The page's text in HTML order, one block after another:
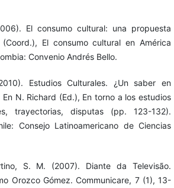
El consumo cultural: una propuesta
El consumo cultural en América
Convenio Andrés Bello.
Estudios Culturales. ¿Un saber en
N. Richard (Ed.), En torno a los estudios
trayectorias, disputas (pp. 123-132).
Consejo Latinoamericano de Ciencias
S. M. (2007). Diante da Televisão.
Orozco Gómez. Communicare, 7 (1), 13-